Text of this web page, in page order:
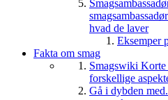
hvad de laver
Eksemper
Fakta om smag
Smagswiki Korte
forskellige
Gå i dybden